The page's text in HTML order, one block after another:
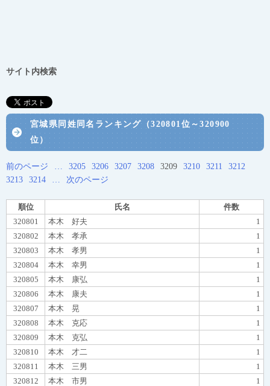
サイト内検索
宮城県同姓同名ランキング（320801位～320900
位）
前のページ … 3205 3206 3207 3208 3209 3210 3211
3212
3213
3214 … 次のページ
順位 氏名
件数
320801
本木 好夫
1
320802
本木 孝承
1
320803
本木 孝男
1
320804
本木 幸男
1
320805
本木 康弘
1
320806
本木 康夫
1
320807
本木 晃
1
320808
本木 克応
1
320809
本木 克弘
1
320810
本木 才二
1
320811
本木 三男
1
320812
本木 市男
1